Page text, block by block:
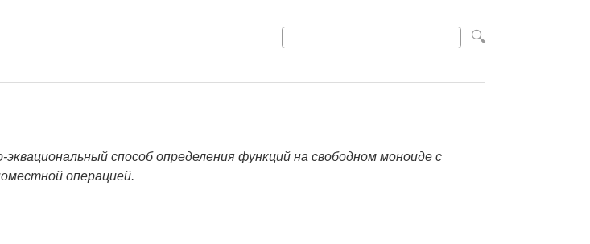
способ определения функций на свободном моноиде с
операцией.